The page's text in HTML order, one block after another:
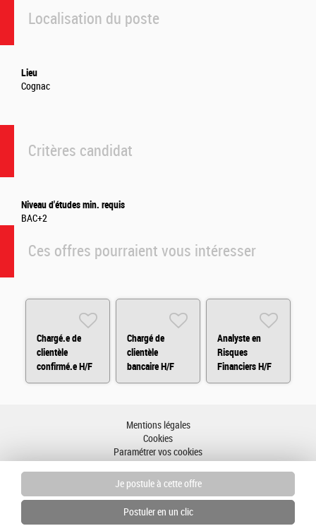
Localisation du poste
Lieu
Cognac
Critères candidat
Niveau d'études min. requis
BAC+2
Ces offres pourraient vous intéresser
Chargé.e de
clientèle
confirmé.e H/F
Chargé de
clientèle
bancaire H/F
Analyste en
Risques
Financiers H/F
Mentions légales
Cookies
Paramétrer vos cookies
Plan du site
Aller en haut